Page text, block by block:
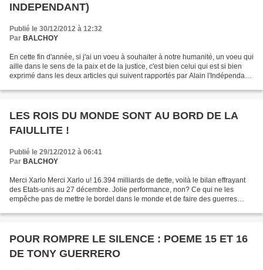
INDEPENDANT)
Publié le 30/12/2012 à 12:32
Par BALCHOY
En cette fin d'année, si j'ai un voeu à souhaiter à notre humanité, un voeu qui
aille dans le sens de la paix et de la justice, c'est bien celui qui est si bien
exprimé dans les deux articles qui suivent rapportés par Alain l'Indépendant.
LES ROIS DU MONDE SONT AU BORD DE LA
FAIULLITE !
Publié le 29/12/2012 à 06:41
Par BALCHOY
Merci Xarlo Merci Xarlo u! 16.394 milliards de dette, voilà le bilan effrayant
des Etats-unis au 27 décembre. Jolie performance, non? Ce qui ne les
empêche pas de mettre le bordel dans le monde et de faire des guerres
POUR ROMPRE LE SILENCE : POEME 15 ET 16
DE TONY GUERRERO